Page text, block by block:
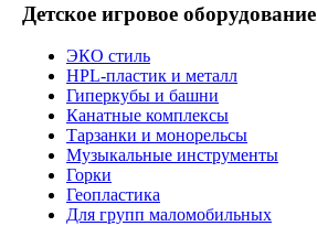
Детское игровое оборудование
ЭКО стиль
HPL-пластик и металл
Гиперкубы и башни
Канатные комплексы
Тарзанки и монорельсы
Музыкальные инструменты
Горки
Геопластика
Для групп маломобильных